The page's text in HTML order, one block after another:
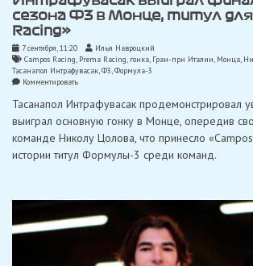
сезона Ф3 в Монце, титул для
Racing»
7 сентября, 11:20
Илья Навроцкий
Campos Racing, Prema Racing, гонка, Гран-при Италии, Монца,
Тасанапол Интрафувасак,Ф3,Формула-3
Комментироватьon
выиграл
гонку
сезона
Ф3
в
Racing»
Тасанапол Интрафувасак продемонстрировал
выиграл основную гонку в Монце, опередив
команде Николу Цолова, что принесло
истории титул Формулы-3 среди команд.